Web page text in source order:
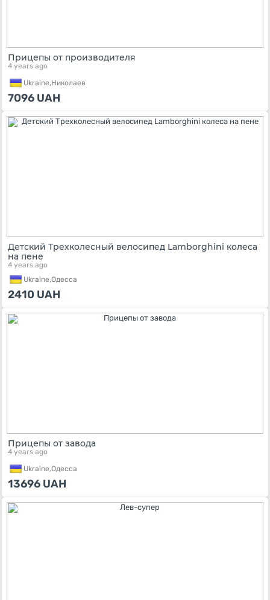
Прицепы от производителя
4 years ago
Ukraine,Николаев
7096 UAH
Детский Трехколесный велосипед Lamborghini колеса
на пене
4 years ago
Ukraine,Одесса
2410 UAH
Прицепы от завода
4 years ago
Ukraine,Одесса
13696 UAH